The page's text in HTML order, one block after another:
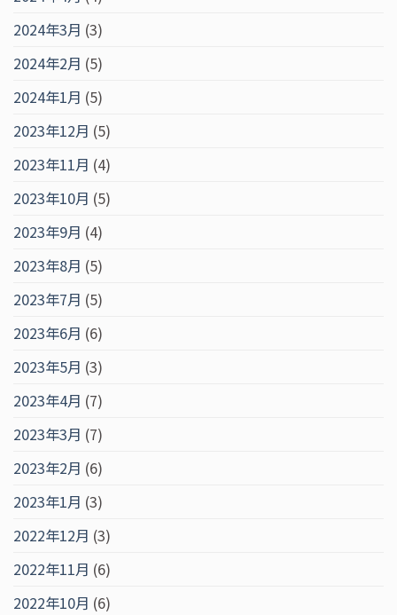
2024年3月 (3)
2024年2月 (5)
2024年1月 (5)
2023年12月 (5)
2023年11月 (4)
2023年10月 (5)
2023年9月 (4)
2023年8月 (5)
2023年7月 (5)
2023年6月 (6)
2023年5月 (3)
2023年4月 (7)
2023年3月 (7)
2023年2月 (6)
2023年1月 (3)
2022年12月 (3)
2022年11月 (6)
2022年10月 (6)